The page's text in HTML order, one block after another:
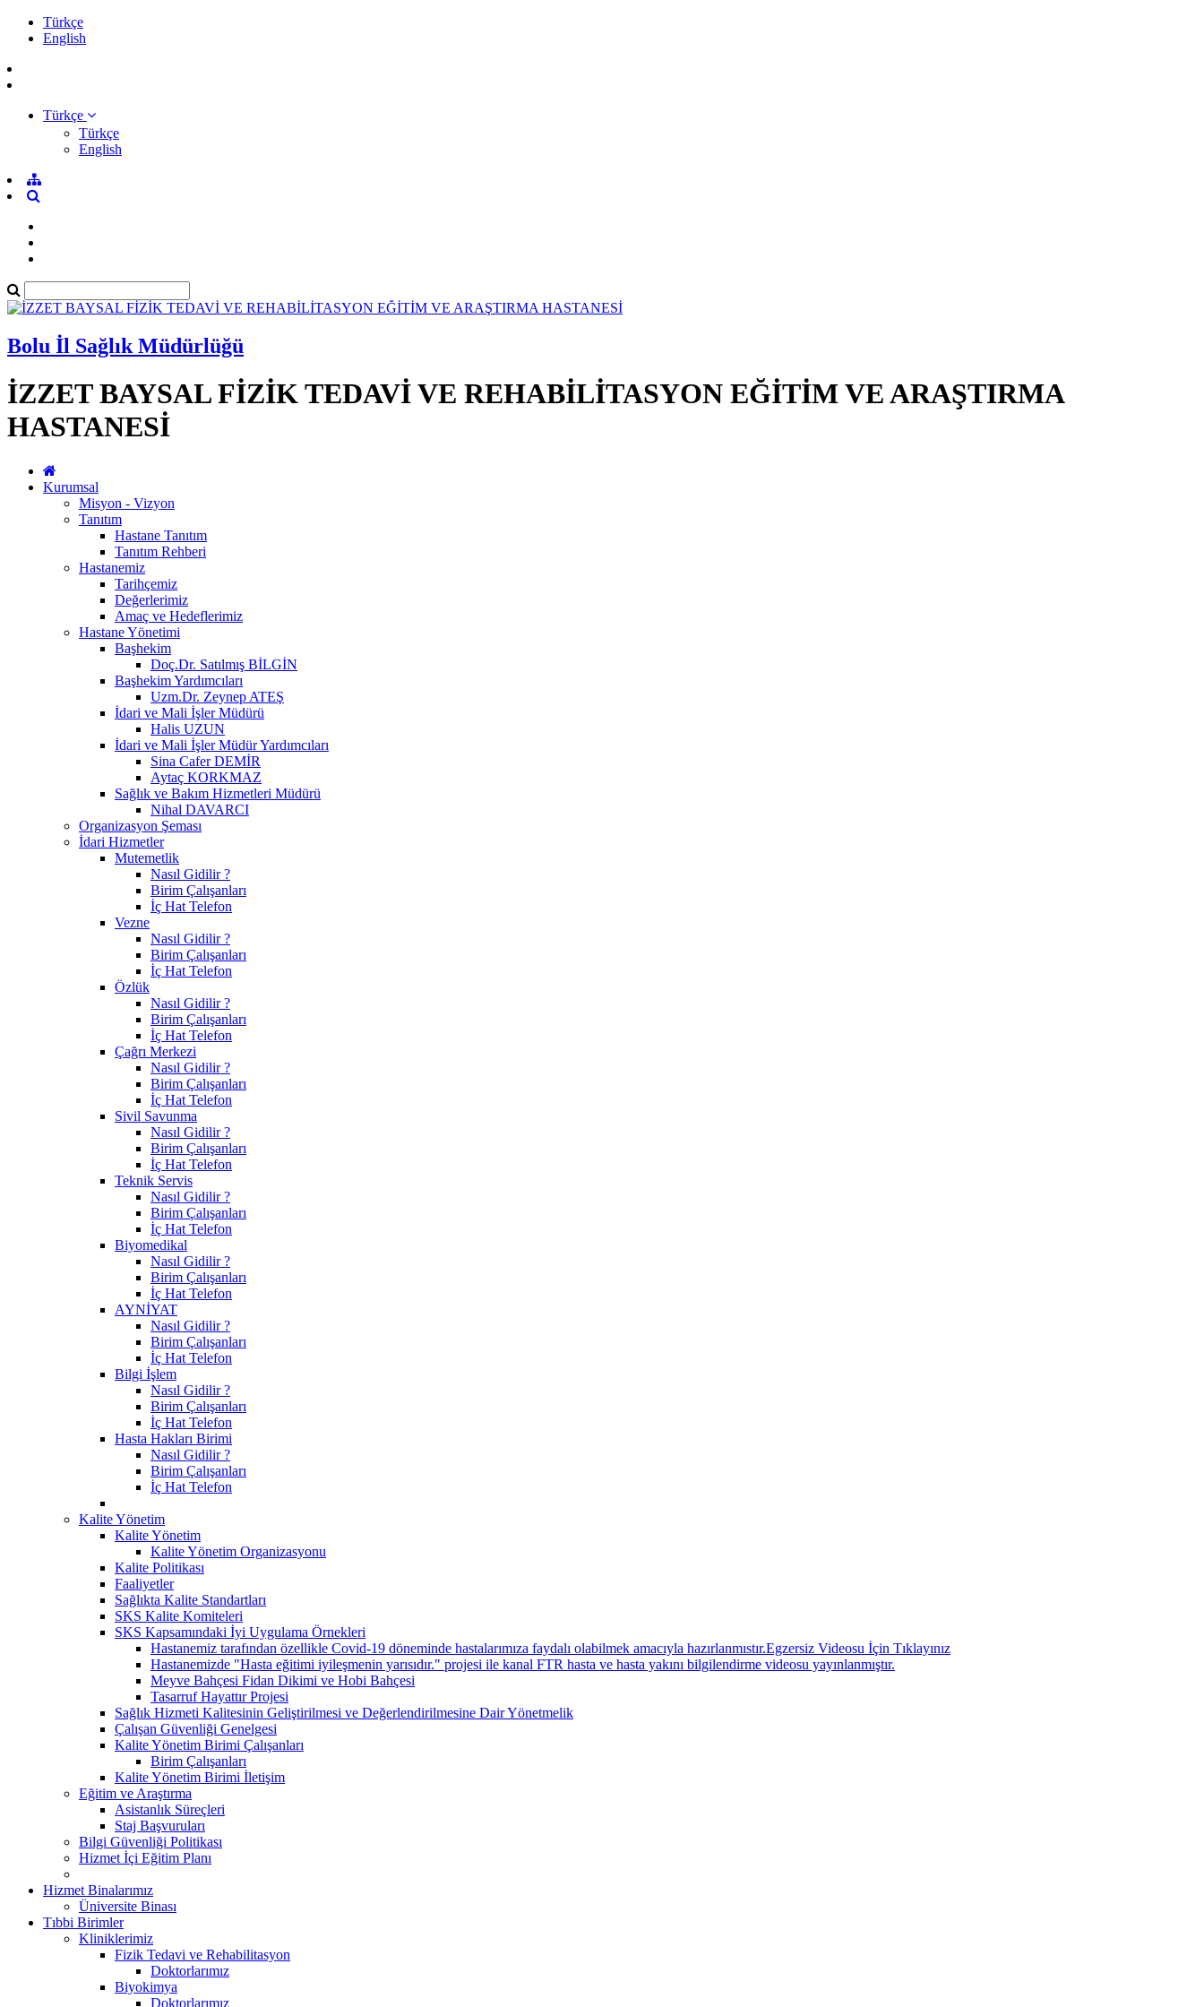
Türkçe
English
Türkçe
Türkçe
English
Bolu İl Sağlık Müdürlüğü
İZZET BAYSAL FİZİK TEDAVİ VE REHABİLİTASYON EĞİTİM VE ARAŞTIRMA
HASTANESİ
Kurumsal
Misyon - Vizyon
Tanıtım
Hastane Tanıtım
Tanıtım Rehberi
Hastanemiz
Tarihçemiz
Değerlerimiz
Amaç ve Hedeflerimiz
Hastane Yönetimi
Başhekim
Doç.Dr. Satılmış BİLGİN
Başhekim Yardımcıları
Uzm.Dr. Zeynep ATEŞ
İdari ve Mali İşler Müdürü
Halis UZUN
İdari ve Mali İşler Müdür Yardımcıları
Sina Cafer DEMİR
Aytaç KORKMAZ
Sağlık ve Bakım Hizmetleri Müdürü
Nihal DAVARCI
Organizasyon Şeması
İdari Hizmetler
Mutemetlik
Nasıl Gidilir ?
Birim Çalışanları
İç Hat Telefon
Vezne
Nasıl Gidilir ?
Birim Çalışanları
İç Hat Telefon
Özlük
Nasıl Gidilir ?
Birim Çalışanları
İç Hat Telefon
Çağrı Merkezi
Nasıl Gidilir ?
Birim Çalışanları
İç Hat Telefon
Sivil Savunma
Nasıl Gidilir ?
Birim Çalışanları
İç Hat Telefon
Teknik Servis
Nasıl Gidilir ?
Birim Çalışanları
İç Hat Telefon
Biyomedikal
Nasıl Gidilir ?
Birim Çalışanları
İç Hat Telefon
AYNİYAT
Nasıl Gidilir ?
Birim Çalışanları
İç Hat Telefon
Bilgi İşlem
Nasıl Gidilir ?
Birim Çalışanları
İç Hat Telefon
Hasta Hakları Birimi
Nasıl Gidilir ?
Birim Çalışanları
İç Hat Telefon
Kalite Yönetim
Kalite Yönetim
Kalite Yönetim Organizasyonu
Kalite Politikası
Faaliyetler
Sağlıkta Kalite Standartları
SKS Kalite Komiteleri
SKS Kapsamındaki İyi Uygulama Örnekleri
Hastanemiz tarafından özellikle Covid-19 döneminde hastalarımıza faydalı olabilmek amacıyla hazırlanmıstır.Egzersiz Videosu İçin Tıklayınız
Hastanemizde "Hasta eğitimi iyileşmenin yarısıdır." projesi ile kanal FTR hasta ve hasta yakını bilgilendirme videosu yayınlanmıştır.
Meyve Bahçesi Fidan Dikimi ve Hobi Bahçesi
Tasarruf Hayattır Projesi
Sağlık Hizmeti Kalitesinin Geliştirilmesi ve Değerlendirilmesine Dair Yönetmelik
Çalışan Güvenliği Genelgesi
Kalite Yönetim Birimi Çalışanları
Birim Çalışanları
Kalite Yönetim Birimi İletişim
Eğitim ve Araştırma
Asistanlık Süreçleri
Staj Başvuruları
Bilgi Güvenliği Politikası
Hizmet İçi Eğitim Planı
Hizmet Binalarımız
Üniversite Binası
Tıbbi Birimler
Kliniklerimiz
Fizik Tedavi ve Rehabilitasyon
Doktorlarımız
Biyokimya
Doktorlarımız